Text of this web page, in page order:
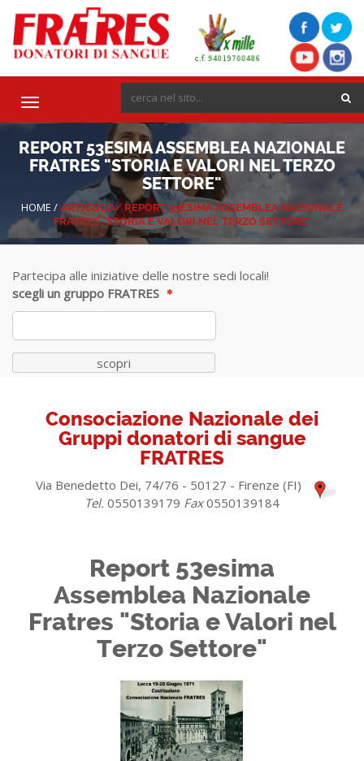
Toggle
REPORT 53ESIMA ASSEMBLEA NAZIONALE
FRATRES "STORIA E VALORI NEL TERZO
SETTORE"
HOME / ARTICOLO/ REPORT 53ESIMA ASSEMBLEA NAZIONALE
FRATRES "STORIA E VALORI NEL TERZO SETTORE"
Partecipa alle iniziative delle nostre sedi locali!
scegli un gruppo FRATRES
scopri
Consociazione Nazionale dei
Gruppi donatori di sangue
FRATRES
Via Benedetto Dei, 74/76 - 50127 - Firenze (FI)
Tel. 0550139179 Fax0550139184
Report 53esima
Assemblea Nazionale
Fratres "Storia e Valori nel
Terzo Settore"